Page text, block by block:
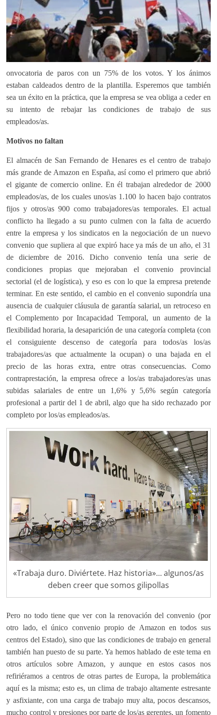
onvocatoria de paros con un 75% de los votos. Y los ánimos
estaban caldeados dentro de la plantilla. Esperemos que también
sea un éxito en la práctica, que la empresa se vea obliga a ceder en
su intento de rebajar las condiciones de trabajo de sus
empleados/as.
Motivos no faltan
El almacén de San Fernando de Henares es el centro de trabajo
más grande de Amazon en España, así como el primero que abrió
el gigante de comercio online. En él trabajan alrededor de 2000
empleados/as, de los cuales unos/as 1.100 lo hacen bajo contratos
fijos y otros/as 900 como trabajadores/as temporales. El actual
conflicto ha llegado a su punto culmen con la falta de acuerdo
entre la empresa y los sindicatos en la negociación de un nuevo
convenio que supliera al que expiró hace ya más de un año, el 31
de diciembre de 2016. Dicho convenio tenía una serie de
condiciones propias que mejoraban el convenio provincial
sectorial (el de logística), y eso es con lo que la empresa pretende
terminar. En este sentido, el cambio en el convenio supondría una
ausencia de cualquier cláusula de garantía salarial, un retroceso en
el Complemento por Incapacidad Temporal, un aumento de la
flexibilidad horaria, la desaparición de una categoría completa (con
el consiguiente descenso de categoría para todos/as los/as
trabajadores/as que actualmente la ocupan) o una bajada en el
precio de las horas extra, entre otras consecuencias. Como
contraprestación, la empresa ofrece a los/as trabajadores/as unas
subidas salariales de entre un 1,6% y 5,6% según categoría
profesional a partir del 1 de abril, algo que ha sido rechazado por
completo por los/as empleados/as.
«Trabaja duro. Diviértete. Haz historia»… algunos/as
deben creer que somos gilipollas
Pero no todo tiene que ver con la renovación del convenio (por
otro lado, el único convenio propio de Amazon en todos sus
centros del Estado), sino que las condiciones de trabajo en general
también han puesto de su parte. Ya hemos hablado de este tema en
otros artículos sobre Amazon, y aunque en estos casos nos
refiriéramos a centros de otras partes de Europa, la problemática
aquí es la misma; esto es, un clima de trabajo altamente estresante
y asfixiante, con una carga de trabajo muy alta, pocos descansos,
mucho control y presiones por parte de los/as gerentes, un fomento